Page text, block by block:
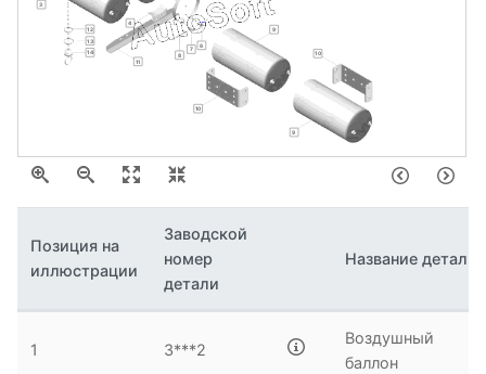
3
4
6
7
8
9
9
10
10
11
12
13
14
Позиция на
иллюстрации
Заводской
номер
детали
Название детали
1 3***2
Воздушный
баллон